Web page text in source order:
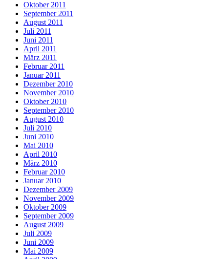
Oktober 2011
September 2011
August 2011
Juli 2011
Juni 2011
April 2011
März 2011
Februar 2011
Januar 2011
Dezember 2010
November 2010
Oktober 2010
September 2010
August 2010
Juli 2010
Juni 2010
Mai 2010
April 2010
März 2010
Februar 2010
Januar 2010
Dezember 2009
November 2009
Oktober 2009
September 2009
August 2009
Juli 2009
Juni 2009
Mai 2009